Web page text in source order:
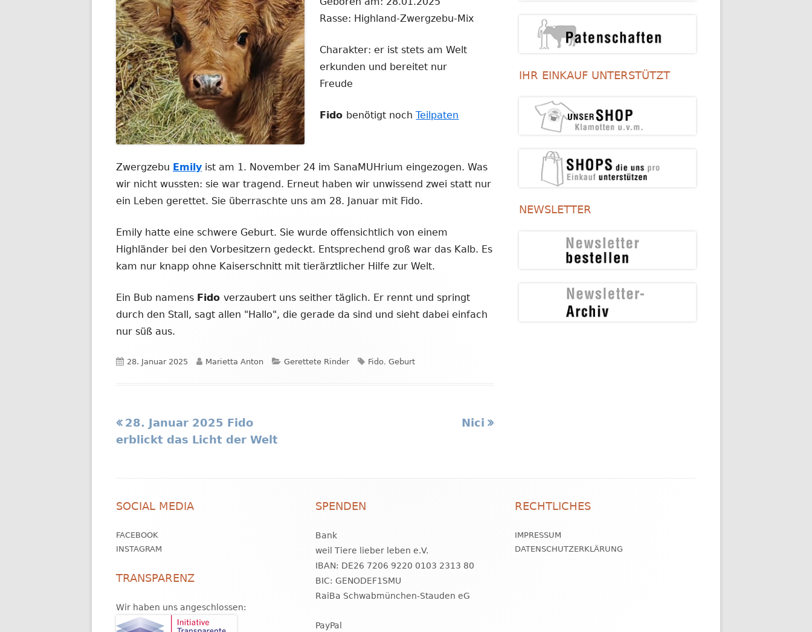
Rasse: Highland-Zwergzebu-Mix
Charakter: er ist stets am Welt
erkunden und bereitet nur
Freude
Fido benötigt nochTeilpaten
Zwergzebu Emily ist am 1. November 24 im SanaMUHrium eingezogen. Was
wir nicht wussten: sie war tragend. Erneut haben wir unwissend zwei statt nur
ein Leben gerettet. Sie überraschte uns am 28. Januar mit Fido.
Emily hatte eine schwere Geburt. Sie wurde offensichtlich von einem
Highländer bei den Vorbesitzern gedeckt. Entsprechend groß war das Kalb. Es
kam nur knapp ohne Kaiserschnitt mit tierärztlicher Hilfe zur Welt.
Ein Bub namens Fido verzaubert uns seither täglich. Er rennt und springt
durch den Stall, sagt allen "Hallo", die gerade da sind und sieht dabei einfach
nur süß aus.
Veröffentlicht
28. Januar 2025 Autor
Marietta Anton Kategorien
Gerettete Rinder Schlagwörter
Fido, Geburt
Beitragsnavigation
Vorheriger
Beitrag:
28. Januar 2025 Fido
erblickt das Licht der Welt
Nächster
Nici
IHR EINKAUF UNTERSTÜTZT
NEWSLETTER
Inhalt
SOCIAL MEDIA
FACEBOOK
INSTAGRAM
TRANSPARENZ
Wir haben uns angeschlossen:
SPENDEN
Bank
weil Tiere lieber leben e.V.
IBAN: DE26 7206 9220 0103 2313 80
BIC: GENODEF1SMU
RaiBa Schwabmünchen-Stauden eG
PayPal
RECHTLICHES
IMPRESSUM
DATENSCHUTZERKLÄRUNG